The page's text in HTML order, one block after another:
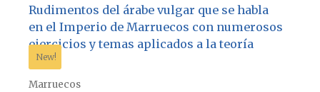
Rudimentos del árabe vulgar que se habla
en el Imperio de Marruecos con numerosos
ejercicios y temas aplicados a la teoría
New!
Marruecos